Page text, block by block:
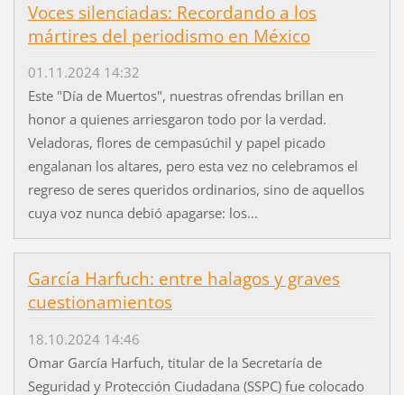
Voces silenciadas: Recordando a los
mártires del periodismo en México
01.11.2024 14:32
Este "Día de Muertos", nuestras ofrendas brillan en
honor a quienes arriesgaron todo por la verdad.
Veladoras, flores de cempasúchil y papel picado
engalanan los altares, pero esta vez no celebramos el
regreso de seres queridos ordinarios, sino de aquellos
cuya voz nunca debió apagarse: los...
García Harfuch: entre halagos y graves
cuestionamientos
18.10.2024 14:46
Omar García Harfuch, titular de la Secretaría de
Seguridad y Protección Ciudadana (SSPC) fue colocado